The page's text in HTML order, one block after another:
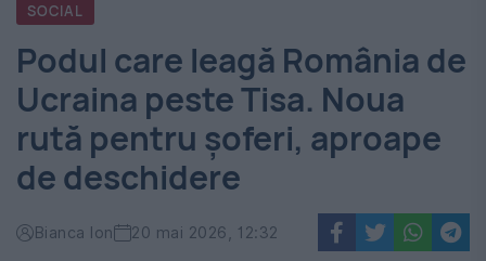
România
-
Evenimentul
Zilei
SOCIAL
Podul care leagă România de
Ucraina peste Tisa. Noua
rută pentru șoferi, aproape
de deschidere
Bianca Ion 20 mai 2026, 12:32